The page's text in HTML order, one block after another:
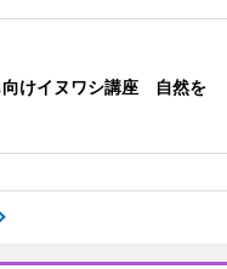
けイヌワシ講座 自然を